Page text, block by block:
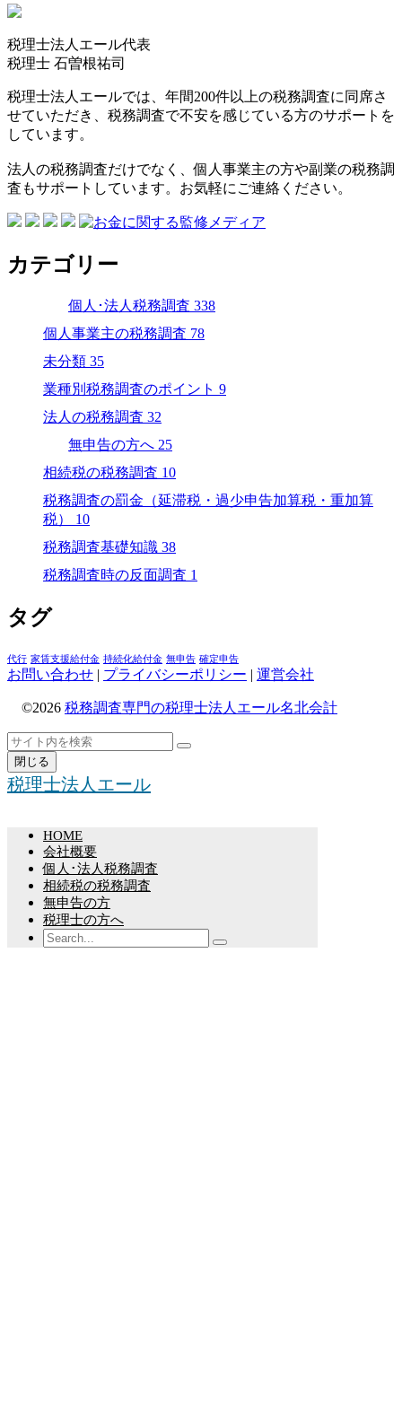
税理士法人エール代表
税理士 石曽根祐司
税理士法人エールでは、年間200件以上の税務調査に同席さ
せていただき、税務調査で不安を感じている方のサポートを
しています。
法人の税務調査だけでなく、個人事業主の方や副業の税務調
査もサポートしています。お気軽にご連絡ください。
カテゴリー
個人･法人税務調査 338
個人事業主の税務調査 78
未分類 35
業種別税務調査のポイント 9
法人の税務調査 32
無申告の方へ 25
相続税の税務調査 10
税務調査の罰金（延滞税・過少申告加算税・重加算
税） 10
税務調査基礎知識 38
税務調査時の反面調査 1
タグ
代行 家賃支援給付金 持続化給付金 無申告 確定申告
お問い合わせ | プライバシーポリシー | 運営会社
©2026 税務調査専門の税理士法人エール名北会計
ト
ッ
プ
へ
検
索
検
閉じる
税理士法人エール
HOME
会社概要
個人･法人税務調査
相続税の税務調査
無申告の方
税理士の方へ